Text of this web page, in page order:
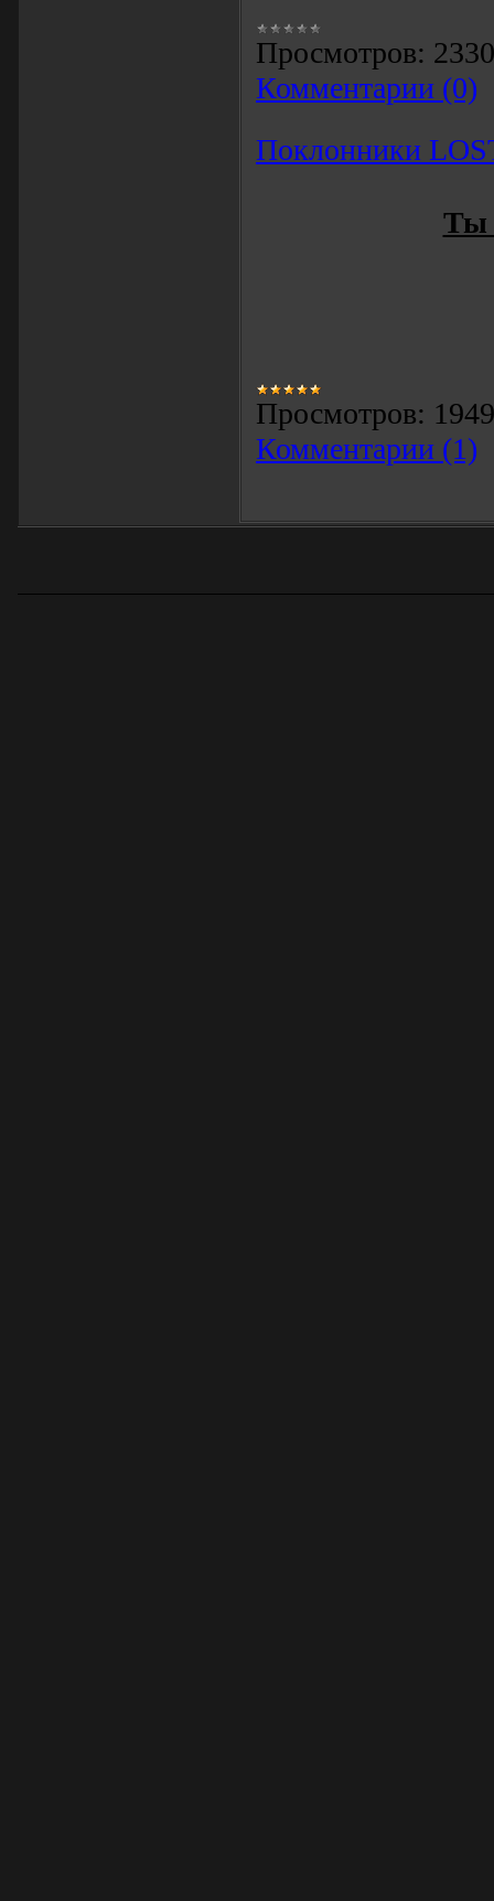
Просмотров: 2330
Комментарии (0)
Поклонники
Ты
Просмотров: 1949
Комментарии (1)